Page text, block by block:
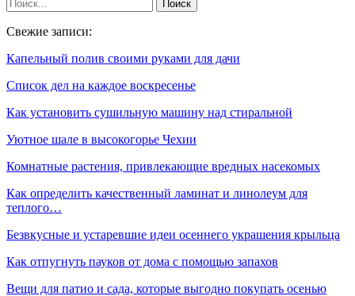
Свежие записи:
Капельный полив своими руками для дачи
Список дел на каждое воскресенье
Как установить сушильную машину над стиральной
Уютное шале в высокогорье Чехии
Комнатные растения, привлекающие вредных насекомых
Как определить качественный ламинат и линолеум для
теплого…
Безвкусные и устаревшие идеи осеннего украшения крыльца
Как отпугнуть пауков от дома с помощью запахов
Вещи для патио и сада, которые выгодно покупать осенью